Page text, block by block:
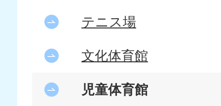
テニス場
文化体育館
児童体育館